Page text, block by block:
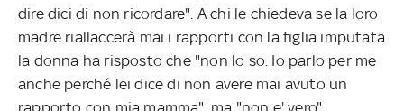
dire dici di non ricordare". A chi le chiedeva se la loro
madre riallaccerà mai i rapporti con la figlia imputata
la donna ha risposto che "non lo so. Io parlo per me
anche perché lei dice di non avere mai avuto un
rapporto con mia mamma", ma "non e' vero".